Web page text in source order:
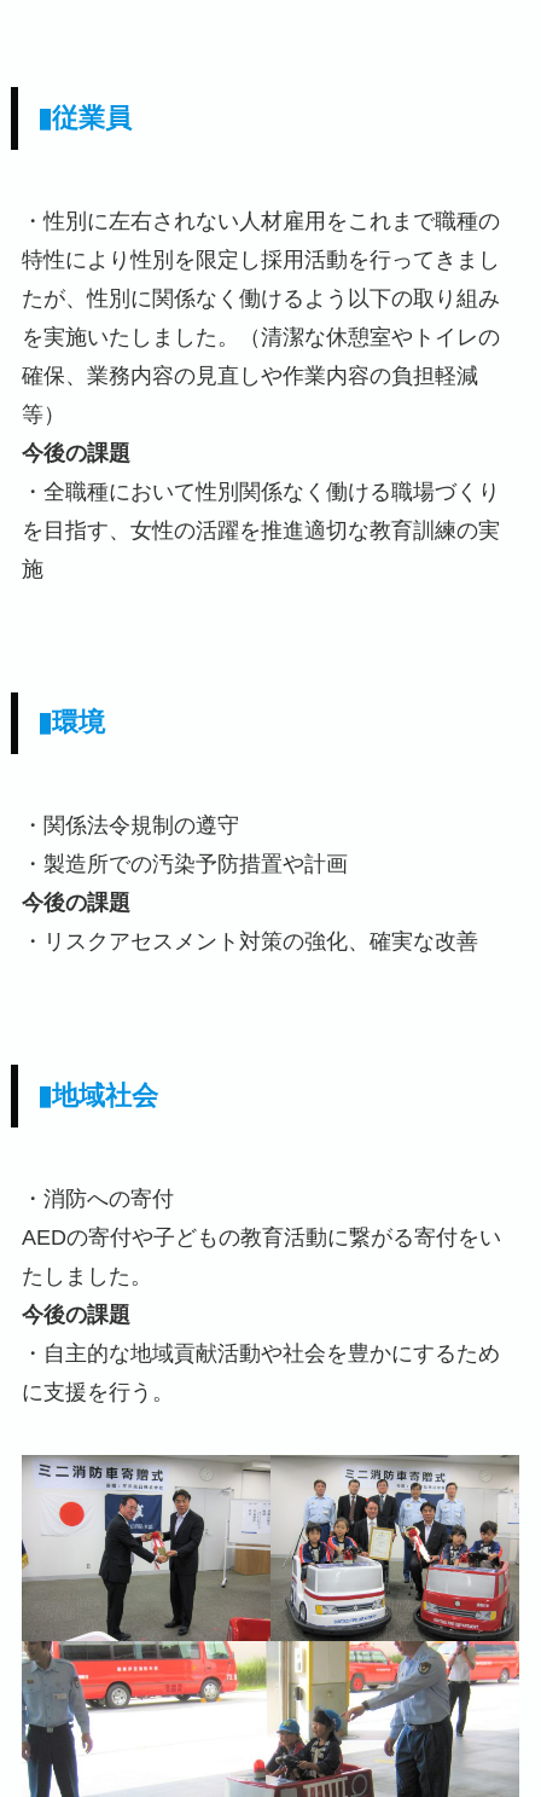
▮従業員
・性別に左右されない人材雇用をこれまで職種の
特性により性別を限定し採用活動を行ってきまし
たが、性別に関係なく働けるよう以下の取り組み
を実施いたしました。（清潔な休憩室やトイレの
確保、業務内容の見直しや作業内容の負担軽減
等）
今後の課題
・全職種において性別関係なく働ける職場づくり
を目指す、女性の活躍を推進適切な教育訓練の実
施
▮環境
・関係法令規制の遵守
・製造所での汚染予防措置や計画
今後の課題
・リスクアセスメント対策の強化、確実な改善
▮地域社会
・消防への寄付
AEDの寄付や子どもの教育活動に繋がる寄付をい
たしました。
今後の課題
・自主的な地域貢献活動や社会を豊かにするため
に支援を行う。